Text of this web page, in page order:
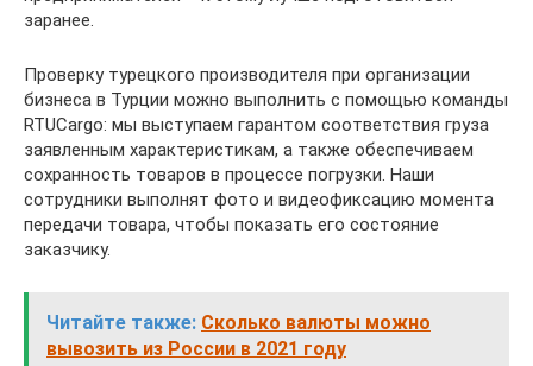
заранее.
Проверку турецкого производителя при организации
бизнеса в Турции можно выполнить с помощью команды
RTUCargo: мы выступаем гарантом соответствия груза
заявленным характеристикам, а также обеспечиваем
сохранность товаров в процессе погрузки. Наши
сотрудники выполнят фото и видеофиксацию момента
передачи товара, чтобы показать его состояние
заказчику.
Читайте также: Cколько валюты можно
вывозить из России в 2021 году